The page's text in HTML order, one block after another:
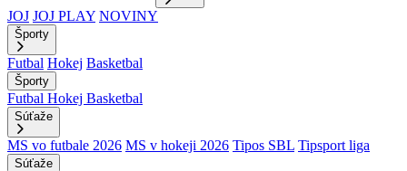
JOJ JOJ PLAY NOVINY
Športy
Futbal Hokej Basketbal
Športy
Futbal Hokej Basketbal
Súťaže
MS vo futbale 2026 MS v hokeji 2026 Tipos SBL Tipsport liga
Súťaže